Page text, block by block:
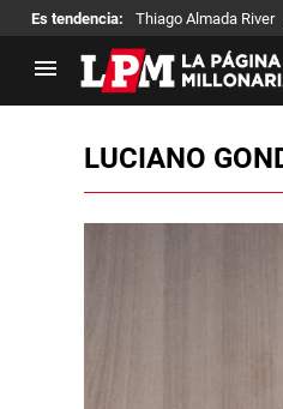
Es tendencia: Thiago Almada River
LIGA
LUCIANO